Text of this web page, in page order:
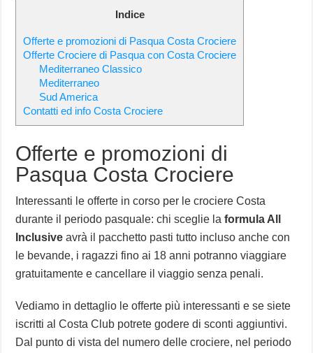
Indice
Offerte e promozioni di Pasqua Costa Crociere
Offerte Crociere di Pasqua con Costa Crociere
Mediterraneo Classico
Mediterraneo
Sud America
Contatti ed info Costa Crociere
Offerte e promozioni di
Pasqua Costa Crociere
Interessanti le offerte in corso per le crociere Costa
durante il periodo pasquale: chi sceglie laformula All
Inclusive avrà il pacchetto pasti tutto incluso anche con
le bevande, i ragazzi fino ai 18 anni potranno viaggiare
gratuitamente e cancellare il viaggio senza penali.
Vediamo in dettaglio le offerte più interessanti e se siete
iscritti al Costa Club potrete godere di sconti aggiuntivi.
Dal punto di vista del numero delle crociere, nel periodo